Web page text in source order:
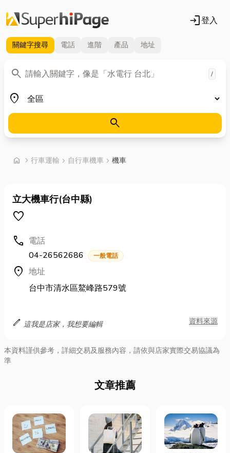
login登入
關鍵字搜尋 電話 進階 產品 地址
search
關鍵字 /
place
地區
search
home chevron_right 首頁
行車運輸 chevron_right 自行車機車 chevron_right 機車
立大機車行(台中縣)
favorite
call 電話
04-26562686
一般電話
location_on 地址
台中市清水區鰲峰路579號
edit 這我是店家，我想要編輯 資料來源
本資料謹供參考，詳細交易及服務內容，請依與店家實際交易協議為
準
文章推薦